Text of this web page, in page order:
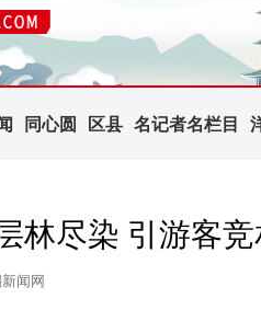
同心圆 区县 名记者名栏目
林尽染 引游客
闻网